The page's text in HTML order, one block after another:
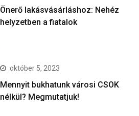
Önerő lakásvásárláshoz: Nehéz
helyzetben a fiatalok
október 5, 2023
Mennyit bukhatunk városi CSOK
nélkül? Megmutatjuk!